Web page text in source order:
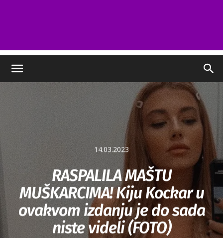
14.03.2023
RASPALILA MAŠTU
MUŠKARCIMA! Kiju Kockar u
ovakvom izdanju je do sada
niste videli (FOTO)